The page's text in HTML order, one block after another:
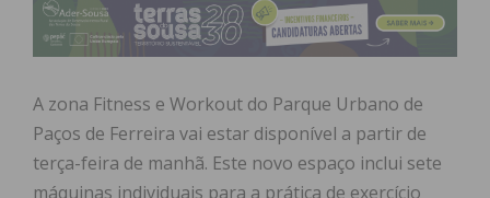
A zona Fitness e Workout do Parque Urbano de
Paços de Ferreira vai estar disponível a partir de
terça-feira de manhã. Este novo espaço inclui sete
máquinas individuais para a prática de exercício